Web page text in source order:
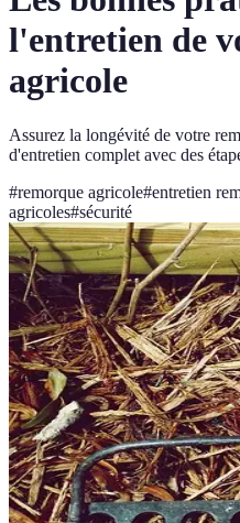
l'entretien de
agricole
Assurez la longévité de votre
d'entretien complet avec des
#remorque agricole#entretien
agricoles#sécurité